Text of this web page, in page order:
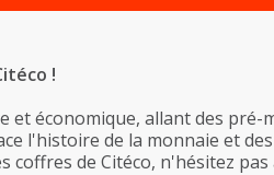
!
économique, allant des pré-
l'histoire de la monnaie et
coffres de Citéco, n'hésitez